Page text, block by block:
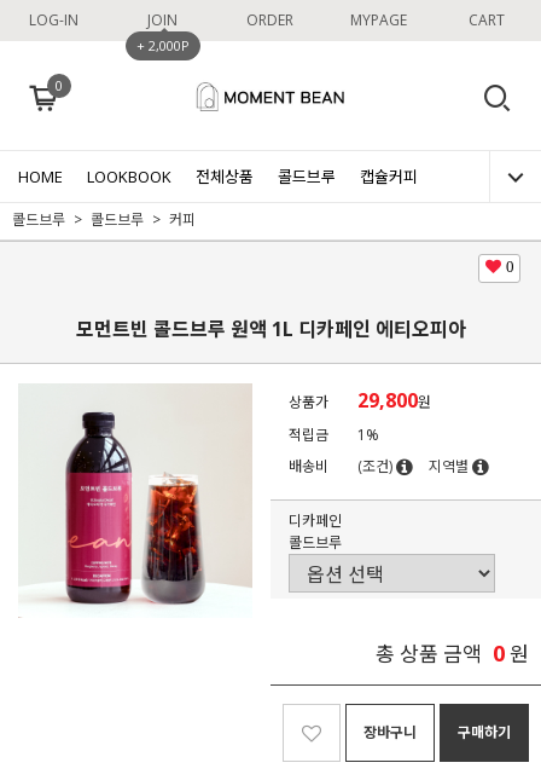
LOG-IN JOIN
+ 2,000P
ORDER MYPAGE CART
0
HOME LOOKBOOK 전체상품 콜드브루 캡슐커피
콜드브루 콜드브루 커피
0
모먼트빈 콜드브루 원액 1L 디카페인 에티오피아
상품가 29,800원
적립금
1%
배송비
(조건) 지역별
디카페인
콜드브루
총 상품 금액 0원
장바구니 구매하기